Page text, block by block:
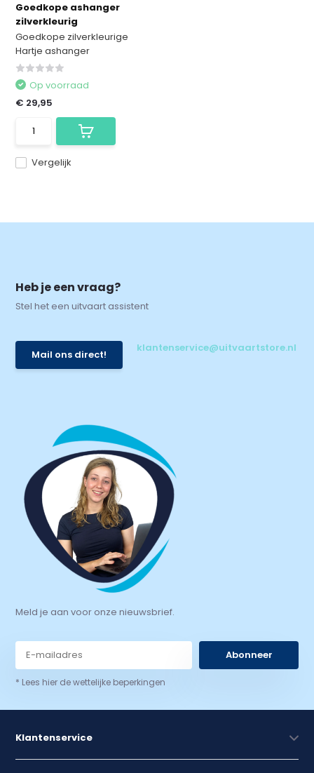
Goedkope ashanger
zilverkleurig
Goedkope zilverkleurige
Hartje ashanger
Vergelijk
Op voorraad
€ 29,95
Heb je een vraag?
Stel het een uitvaart assistent
Mail ons direct!
klantenservice@uitvaartstore.nl
Meld je aan voor onze nieuwsbrief.
Abonneer
* Lees hier de wettelijke beperkingen
Klantenservice